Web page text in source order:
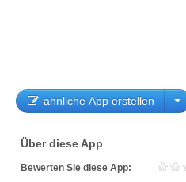
ähnliche App erstellen
Über diese App
Bewerten Sie diese App: